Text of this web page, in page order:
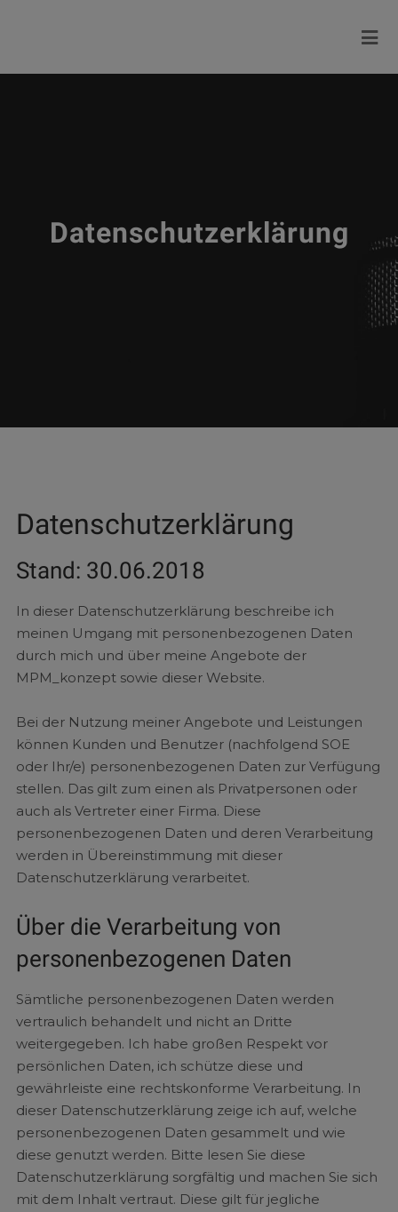
Datenschutzerklärung
Datenschutzerklärung
Stand: 30.06.2018
In dieser Datenschutzerklärung beschreibe ich
meinen Umgang mit personenbezogenen Daten
durch mich und über meine Angebote der
MPM_konzept sowie dieser Website.
Bei der Nutzung meiner Angebote und Leistungen
können Kunden und Benutzer (nachfolgend SOE
oder Ihr/e) personenbezogenen Daten zur Verfügung
stellen. Das gilt zum einen als Privatpersonen oder
auch als Vertreter einer Firma. Diese
personenbezogenen Daten und deren Verarbeitung
werden in Übereinstimmung mit dieser
Datenschutzerklärung verarbeitet.
Über die Verarbeitung von
personenbezogenen Daten
Sämtliche personenbezogenen Daten werden
vertraulich behandelt und nicht an Dritte
weitergegeben. Ich habe großen Respekt vor
persönlichen Daten, ich schütze diese und
gewährleiste eine rechtskonforme Verarbeitung. In
dieser Datenschutzerklärung zeige ich auf, welche
personenbezogenen Daten gesammelt und wie
diese genutzt werden. Bitte lesen Sie diese
Datenschutzerklärung sorgfältig und machen Sie sich
mit dem Inhalt vertraut. Diese gilt für jegliche